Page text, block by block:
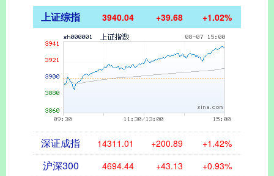
上证综指 3940.04 +39.68 +1.02%
深证成指 14311.01 +200.89 +1.42%
沪深300 4694.44 +43.13 +0.93%